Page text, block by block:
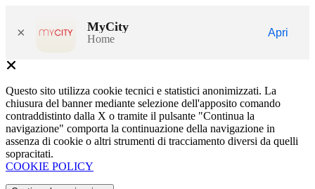
× MyCity
Home
Apri
Questo sito utilizza cookie tecnici e statistici anonimizzati. La
chiusura del banner mediante selezione dell'apposito comando
contraddistinto dalla X o tramite il pulsante "Continua la
navigazione" comporta la continuazione della navigazione in
assenza di cookie o altri strumenti di tracciamento diversi da quelli
sopracitati.
COOKIE POLICY